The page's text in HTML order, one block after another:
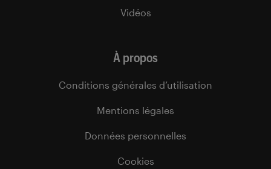
Vidéos
À propos
Conditions générales d’utilisation
Mentions légales
Données personnelles
Cookies